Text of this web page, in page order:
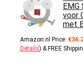
EMG
voor
met
Amazon.nl Price: €
Details) & FREE